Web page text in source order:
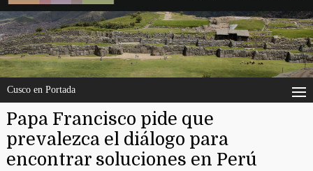
Cusco en Portada
Papa Francisco pide que
prevalezca el diálogo para
encontrar soluciones en Perú